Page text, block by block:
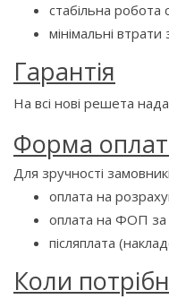
стабільна
мінімальні
Гарантія
На всі нові решета
Форма
Для зручності
оплата на
оплата на ФОП за
післяплата
Коли